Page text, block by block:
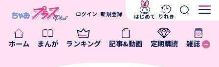
ホーム まんが ランキング 記事&動画 定期購読 雑誌
ログイン 新規登録 はじめて りれき